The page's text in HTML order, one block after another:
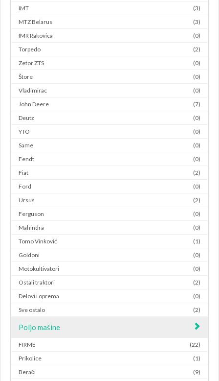
IMT
(3)
MTZ Belarus
(3)
IMR Rakovica
(0)
Torpedo
(2)
Zetor ZTS
(0)
Štore
(0)
Vladimirac
(0)
John Deere
(7)
Deutz
(0)
YTO
(0)
Same
(0)
Fendt
(0)
Fiat
(2)
Ford
(0)
Ursus
(2)
Ferguson
(0)
Mahindra
(0)
Tomo Vinković
(1)
Goldoni
(0)
Motokultivatori
(0)
Ostali traktori
(2)
Delovi i oprema
(0)
Sve ostalo
(2)
Poljo mašine
FIRME
(22)
Prikolice
(1)
Berači
(9)